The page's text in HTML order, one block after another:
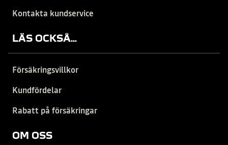
Kontakta kundservice
LÄS OCKSÅ...
Försäkringsvillkor
Kundfördelar
Rabatt på försäkringar
OM OSS